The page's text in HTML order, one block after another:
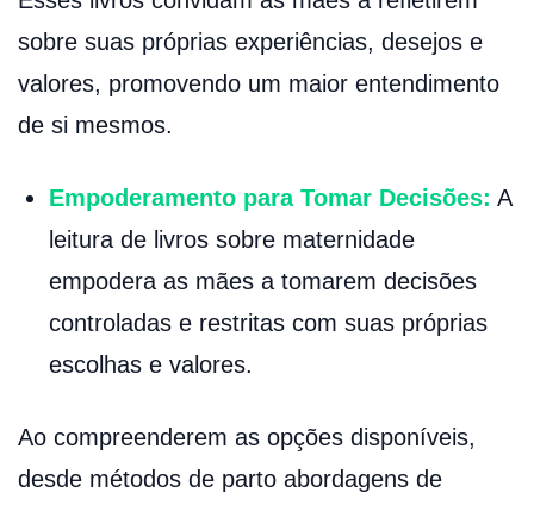
sobre suas próprias experiências, desejos e
valores, promovendo um maior entendimento
de si mesmos.
Empoderamento para Tomar Decisões: A
leitura de livros sobre maternidade
empodera as mães a tomarem decisões
controladas e restritas com suas próprias
escolhas e valores.
Ao compreenderem as opções disponíveis,
desde métodos de parto abordagens de